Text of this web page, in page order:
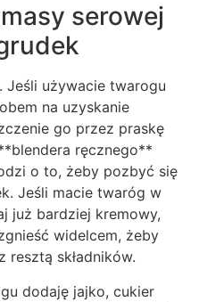
serowej
Jeśli używacie twarogu
na uzyskanie
go przez praskę
ręcznego**
o to, żeby pozbyć się
Jeśli macie twaróg w
już bardziej kremowy,
widelcem, żeby
resztą składników.
dodaję jajko, cukier